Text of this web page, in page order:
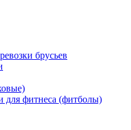
брусьев
для фитнеса (фитболы)